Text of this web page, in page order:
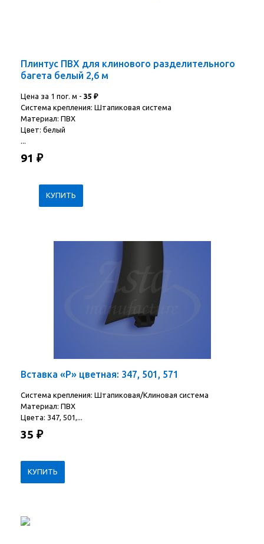
Плинтус ПВХ для клинового разделительного
багета белый 2,6 м
Цена за 1 пог. м - 35 ₽
Система крепления: Штапиковая система
Материал: ПВХ
Цвет: белый
...
91 ₽
Вставка «Р» цветная: 347, 501, 571
Система крепления: Штапиковая/Клиновая система
Материал: ПВХ
Цвета: 347, 501,...
35 ₽